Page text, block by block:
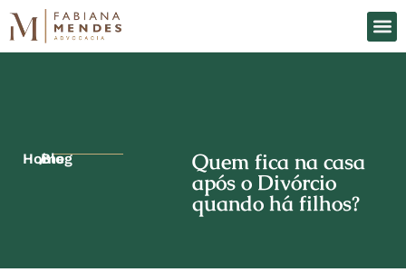
Home
/Blog Quem fica na casa
após o Divórcio
quando há filhos?